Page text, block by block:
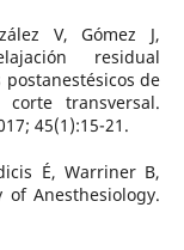
V, Gómez J,
residual
de
transversal.
45(1):15-21.
É, Warriner B,
of Anesthesiology.